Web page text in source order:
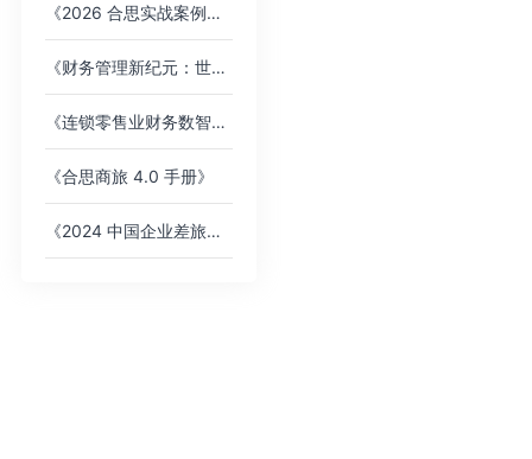
《2026 合思实战案例集》，覆盖全行业标杆客户
《财务管理新纪元：世界一流企业的智能费控卓越之道》
《连锁零售业财务数智化趋势洞察》白皮书
《合思商旅 4.0 手册》
《2024 中国企业差旅管控分析报告》